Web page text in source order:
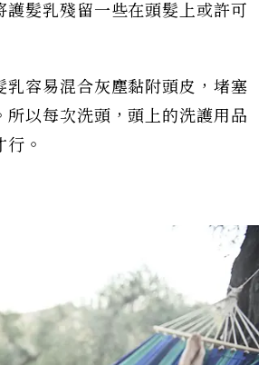
護髮乳殘留一些在頭髮上或許可
乳容易混合灰塵黏附頭皮，堵塞
所以每次洗頭，頭上的洗護用品
。